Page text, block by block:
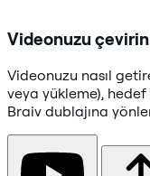
Videonuzu
Videonuzu nasıl
veya yükleme),
Braiv dublajına